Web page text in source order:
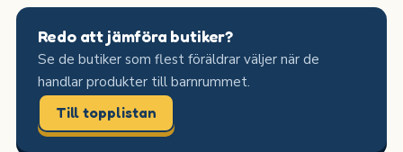
Redo att jämföra butiker?
Se de butiker som flest föräldrar väljer när de
handlar produkter till barnrummet.
Till topplistan